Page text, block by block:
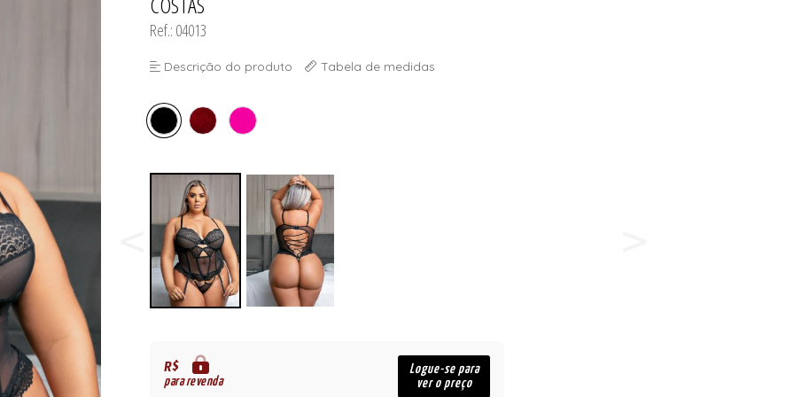
Ref.: 04013
Descrição do produto Tabela de medidas
R$
para revenda
Logue-se para
ver o preço